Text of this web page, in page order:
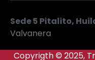
Sede 5 Pitalito,
Valvanera
Copyrigth © 2025,